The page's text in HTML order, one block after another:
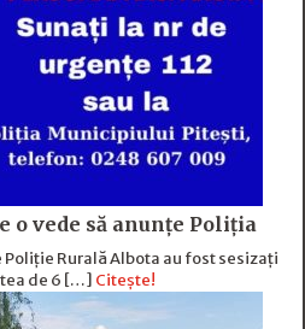
o vede să anunțe Poliția
Rurală Albota au fost sesizați
de 6 […] Citește!